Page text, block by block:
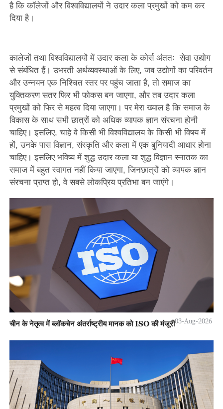
है कि कॉलेजों और विश्वविद्यालयों ने उदार कला प्रमुखों को कम कर
दिया है।
कालेजों तथा विश्वविद्यालयों में उदार कला के कोर्स अंंततः सेवा उद्योग
से संबंधित हैं। उभरती अर्थव्यवस्थाओं के लिए, जब उद्योगों का परिवर्तन
और उन्नयन एक निश्चित स्तर पर पहुंच जाता है, तो समाज का
युक्तिकरण सतर फिर भी फोकस बन जाएगा, और तब उदार कला
प्रमुखों को फिर से महत्व दिया जाएगा। पर मेरा ख्याल है कि समाज के
विकास के साथ सभी छात्रों को अधिक व्यापक ज्ञान संरचना होनी
चाहिए। इसलिए, चाहे वे किसी भी विश्वविद्यालय के किसी भी विषय में
हों, उनके पास विज्ञान, संस्कृति और कला में एक बुनियादी आधार होना
चाहिए। इसलिए भविष्य में शुद्ध उदार कला या शुद्ध विज्ञान स्नातक का
समाज में बहुत स्वागत नहीं किया जाएगा, जिनछात्रों को व्यापक ज्ञान
संरचना प्राप्त हो, वे सबसे लोकप्रिय प्रतिभा बन जाएंगे।
चीन के नेतृत्व में ब्लॉकचेन अंतर्राष्ट्रीय मानक को ISO की मंजूरी03-Aug-2026